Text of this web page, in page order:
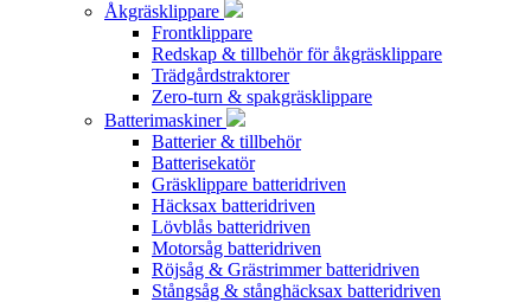
Åkgräsklippare
Frontklippare
Redskap & tillbehör för åkgräsklippare
Trädgårdstraktorer
Zero-turn & spakgräsklippare
Batterimaskiner
Batterier & tillbehör
Batterisekatör
Gräsklippare batteridriven
Häcksax batteridriven
Lövblås batteridriven
Motorsåg batteridriven
Röjsåg & Grästrimmer batteridriven
Stångsåg & stånghäcksax batteridriven